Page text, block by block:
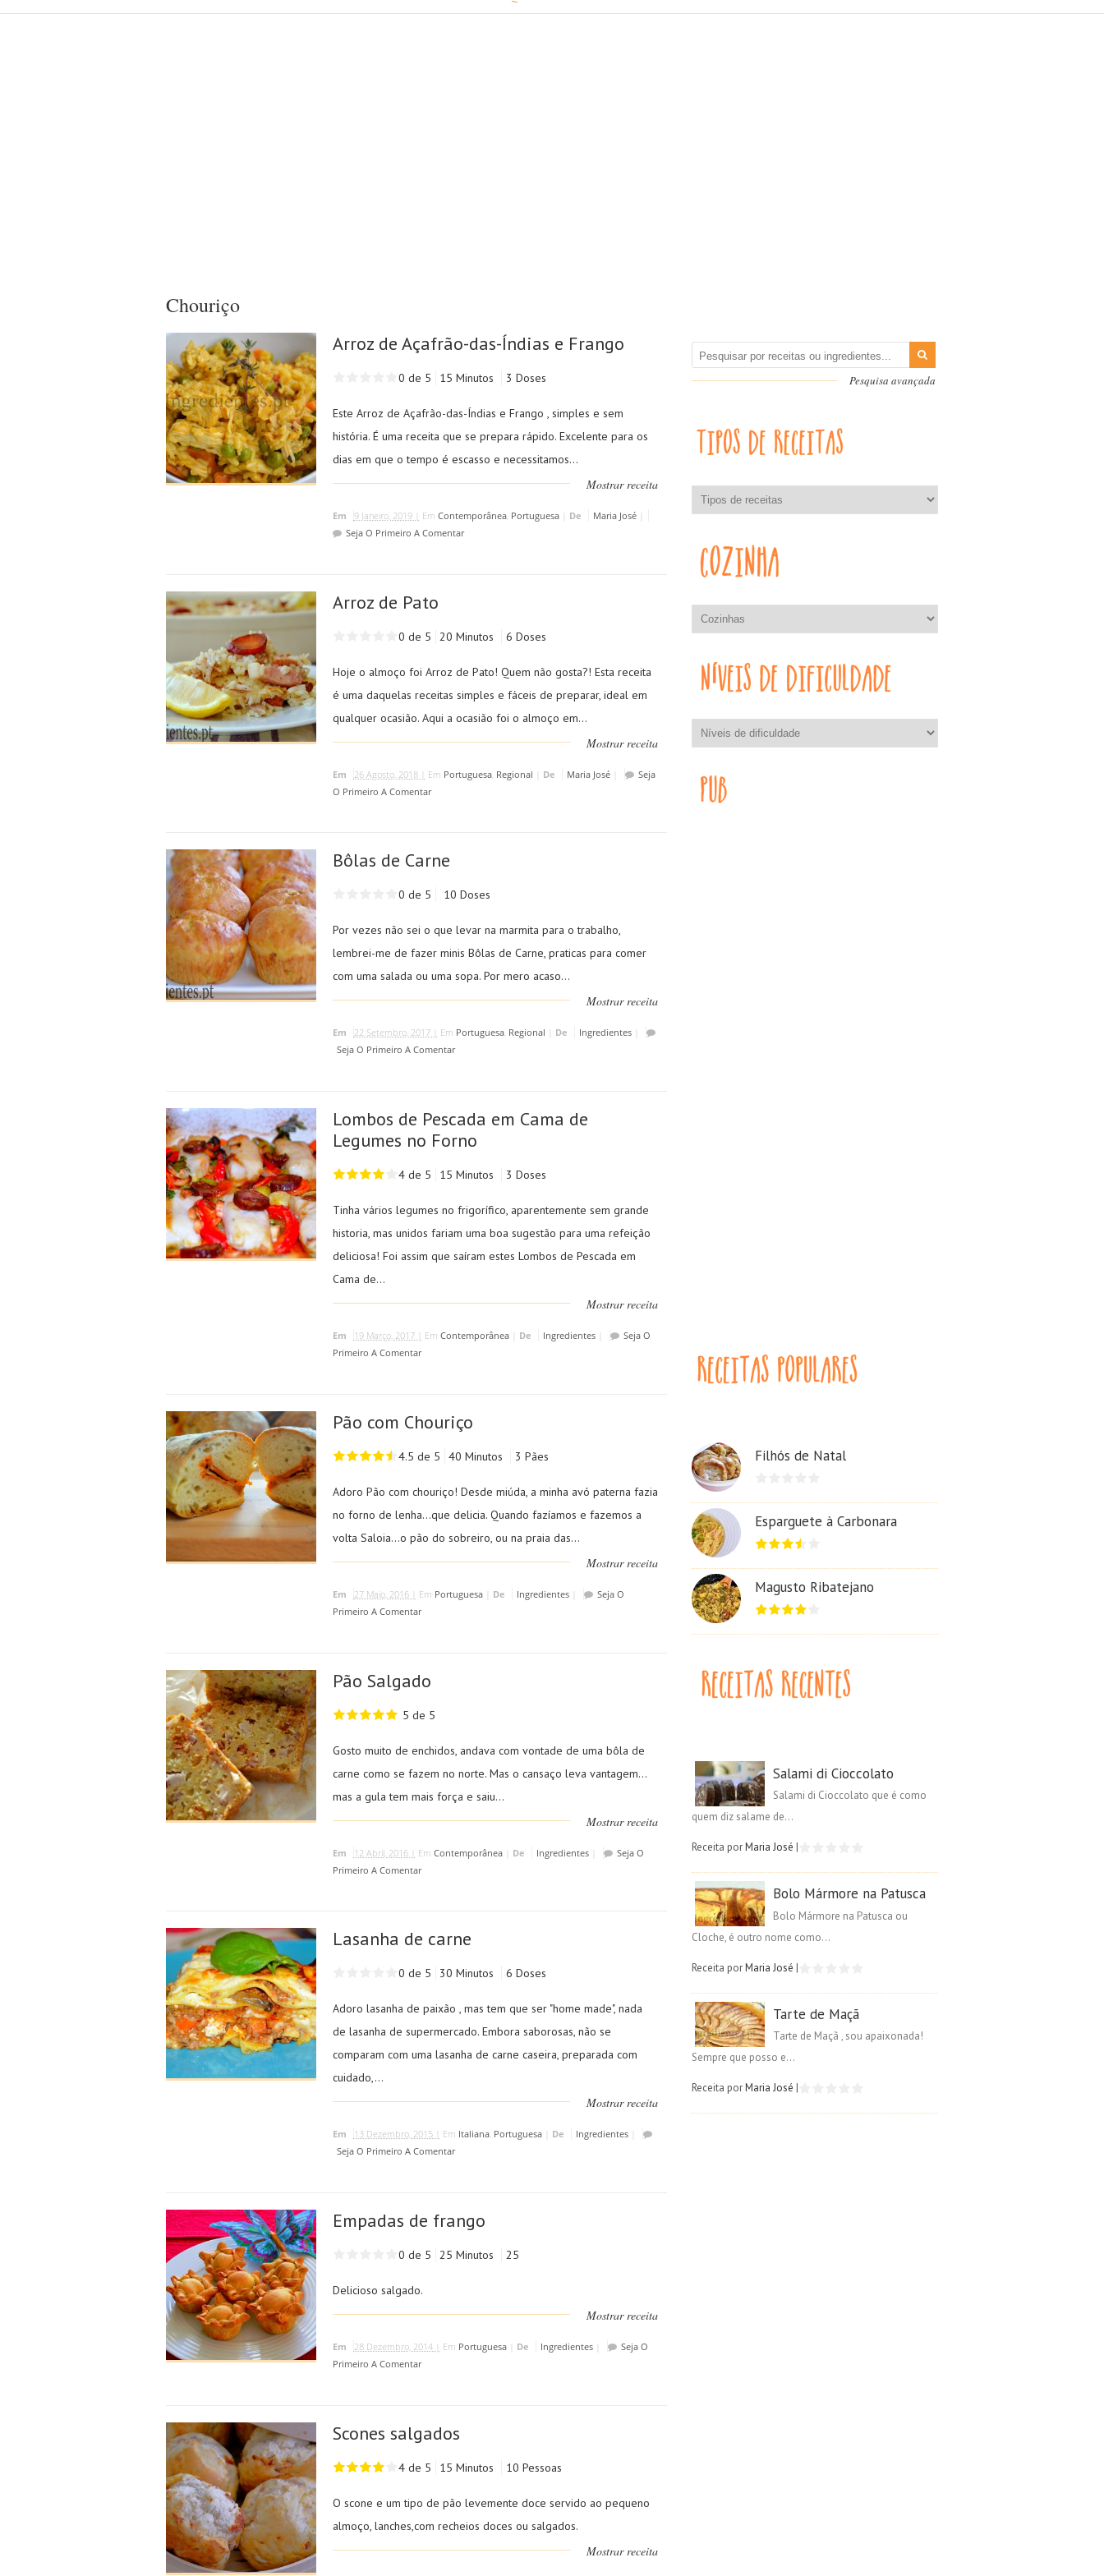
Chouriço
Arroz de Açafrão-das-Índias e Frango
0 de 5 15 Minutos 3 Doses
Este Arroz de Açafrão-das-Índias e Frango , simples e sem
história. É uma receita que se prepara rápido. Excelente para os
dias em que o tempo é escasso e necessitamos...
Mostrar receita
Em 9 Janeiro, 2019 | Em Contemporânea, Portuguesa| De Maria José|
Seja O Primeiro A Comentar
Arroz de Pato
0 de 5 20 Minutos 6 Doses
Hoje o almoço foi Arroz de Pato! Quem não gosta?! Esta receita
é uma daquelas receitas simples e fáceis de preparar, ideal em
qualquer ocasião. Aqui a ocasião foi o almoço em...
Mostrar receita
Em 26 Agosto, 2018 | Em Portuguesa, Regional De Maria José|
Seja
O Primeiro A Comentar
Bôlas de Carne
0 de 5 10 Doses
Por vezes não sei o que levar na marmita para o trabalho,
lembrei-me de fazer minis Bôlas de Carne, praticas para comer
com uma salada ou uma sopa. Por mero acaso...
Mostrar receita
Em 22 Setembro, 2017 | Em Portuguesa, Regional De Ingredientes|
Seja O Primeiro A Comentar
Lombos de Pescada em Cama de
Legumes no Forno
4 de 5 15 Minutos 3 Doses
Tinha vários legumes no frigorífico, aparentemente sem grande
historia, mas unidos fariam uma boa sugestão para uma refeição
deliciosa! Foi assim que saíram estes Lombos de Pescada em
Cama de...
Mostrar receita
Em 19 Março, 2017 | Em Contemporânea| De Ingredientes|
Seja O
Primeiro A Comentar
Pão com Chouriço
4.5 de 5 40 Minutos 3 Pães
Adoro Pão com chouriço! Desde miúda, a minha avó paterna fazia
no forno de lenha...que delicia. Quando fazíamos e fazemos a
volta Saloia...o pão do sobreiro, ou na praia das...
Mostrar receita
Em 27 Maio, 2016 | Em Portuguesa| De Ingredientes|
Seja O
Primeiro A Comentar
Pão Salgado
5 de 5
Gosto muito de enchidos, andava com vontade de uma bôla de
carne como se fazem no norte. Mas o cansaço leva vantagem...
mas a gula tem mais força e saiu...
Mostrar receita
Em 12 Abril, 2016 | Em Contemporânea| De Ingredientes|
Seja O
Primeiro A Comentar
Lasanha de carne
0 de 5 30 Minutos 6 Doses
Adoro lasanha de paixão , mas tem que ser "home made", nada
de lasanha de supermercado. Embora saborosas, não se
comparam com uma lasanha de carne caseira, preparada com
cuidado,...
Mostrar receita
Em 13 Dezembro, 2015 | Em Italiana, Portuguesa| De Ingredientes|
Seja O Primeiro A Comentar
Empadas de frango
0 de 5 25 Minutos 25
Delicioso salgado.
Mostrar receita
Em 28 Dezembro, 2014 | Em Portuguesa| De Ingredientes|
Seja O
Primeiro A Comentar
Scones salgados
4 de 5 15 Minutos 10 Pessoas
O scone e um tipo de pão levemente doce servido ao pequeno
almoço, lanches,com recheios doces ou salgados.
Mostrar receita
Pesquisa avançada
Filhós de Natal
Esparguete à Carbonara
Magusto Ribatejano
Salami di Cioccolato
Salami di Cioccolato que é como
quem diz salame de...
Receita porMaria José |
Bolo Mármore na Patusca
Bolo Mármore na Patusca ou
Cloche, é outro nome como...
Receita porMaria José |
Tarte de Maçã
Tarte de Maçã , sou apaixonada!
Sempre que posso e...
Receita porMaria José |